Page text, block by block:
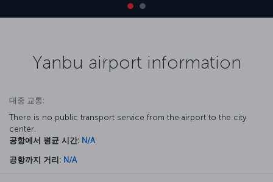
Yanbu airport information
대중 교통:
There is no public transport service from the airport to the city
center.
공항에서 평균 시간: N/A
공항까지 거리: N/A